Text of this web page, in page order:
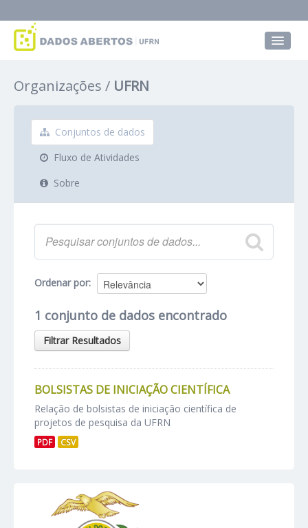
Grupos
Sobre
Organizações UFRN
Conjuntos de dados
Fluxo de Atividades
Sobre
Ordenar por
1 conjunto de dados encontrado
Filtrar Resultados
BOLSISTAS DE INICIAÇÃO CIENTÍFICA
Relação de bolsistas de iniciação científica de
projetos de pesquisa da UFRN
PDF CSV